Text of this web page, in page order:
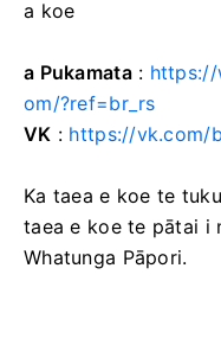
a koe
a Pukamata: https://
om/?ref=br_rs
VK : https://vk.com/
Ka taea e koe te
taea e koe te pātai i
Whatunga Pāpori.